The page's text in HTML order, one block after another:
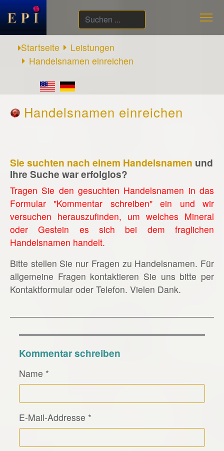
Suchen
...
Startseite
Leistungen
Handelsnamen einreichen
Handelsnamen einreichen
Sie suchten nach einem Handelsnamen und
Ihre Suche war erfolglos?
Tragen Sie den gesuchten Handelsnamen in das
Formular "Kommentar schreiben" ein und wir
versuchen herauszufinden, um welches Mineral
oder Gestein es sich bei dem fraglichen
Handelsnamen handelt.
Bitte stellen Sie nur Fragen zu Handelsnamen. Für
allgemeine Fragen kontaktieren Sie uns bitte per
Kontaktformular oder Telefon. Vielen Dank.
Kommentar schreiben
Name *
E-Mail-Addresse *